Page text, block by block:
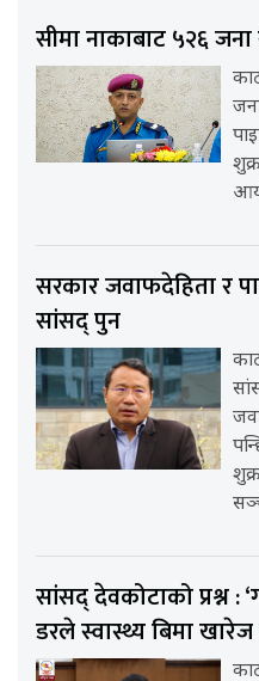
सीमा नाकाबाट ५२६ जना
सरकार जवाफदेहिता र
सांसद् पुन
सांसद् देवकोटाको प्रश्न :
डरले स्वास्थ्य बिमा खारेज